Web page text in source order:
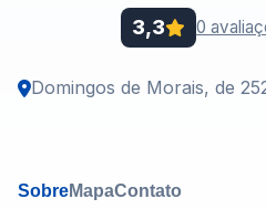
3,3 0
Domingos de Morais, de
SobreMapaContato